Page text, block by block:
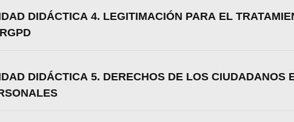
DIDÁCTICA 4. LEGITIMACIÓN PARA EL
DIDÁCTICA 5. DERECHOS DE LOS CIUDADANOS
ajustes